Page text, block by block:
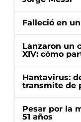
Falleció en
Lanzaron un
XIV: cómo
Hantavirus:
transmite de
Pesar por la
51 años